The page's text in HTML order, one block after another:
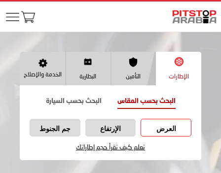
الإطارات التأمين البطارية الخدمة والإصلاح
البحث بحسب المقاس البحث بحسب السيارة
العرض الإرتفاع جم الجنوط
تعلم كيف تقرأ حجم إطاراتك